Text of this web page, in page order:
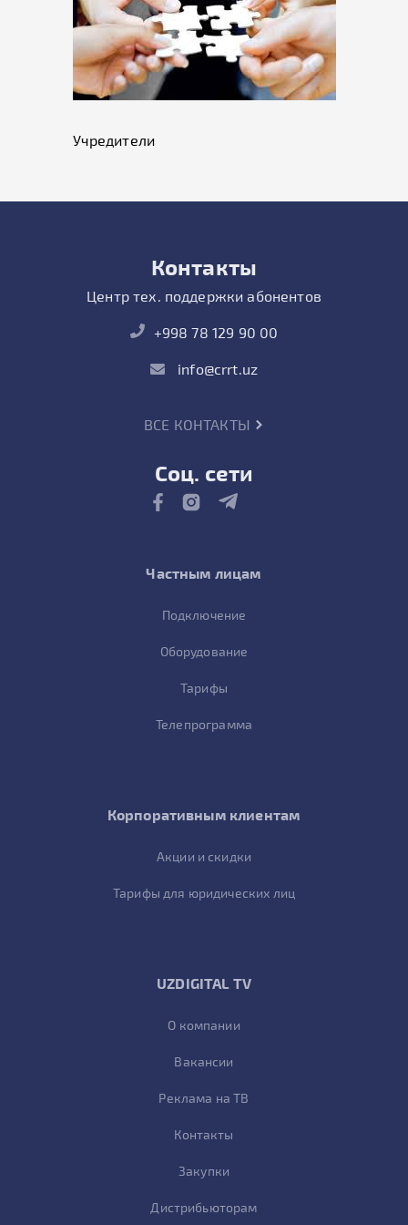
Учредители
Контакты
Центр тех. поддержки абонентов
+998 78 129 90 00
info@crrt.uz
ВСЕ КОНТАКТЫ
Соц. сети
Частным лицам
Подключение
Оборудование
Тарифы
Телепрограмма
Корпоративным клиентам
Акции и скидки
Тарифы для юридических лиц
UZDIGITAL TV
О компании
Вакансии
Реклама на ТВ
Контакты
Закупки
Дистрибьюторам